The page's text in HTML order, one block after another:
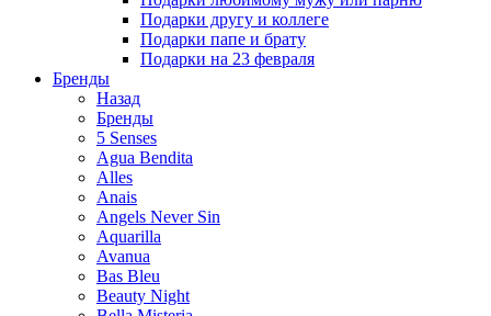
Подарки другу и коллеге
Подарки папе и брату
Подарки на 23 февраля
Бренды
Назад
Бренды
5 Senses
Agua Bendita
Alles
Anais
Angels Never Sin
Aquarilla
Avanua
Bas Bleu
Beauty Night